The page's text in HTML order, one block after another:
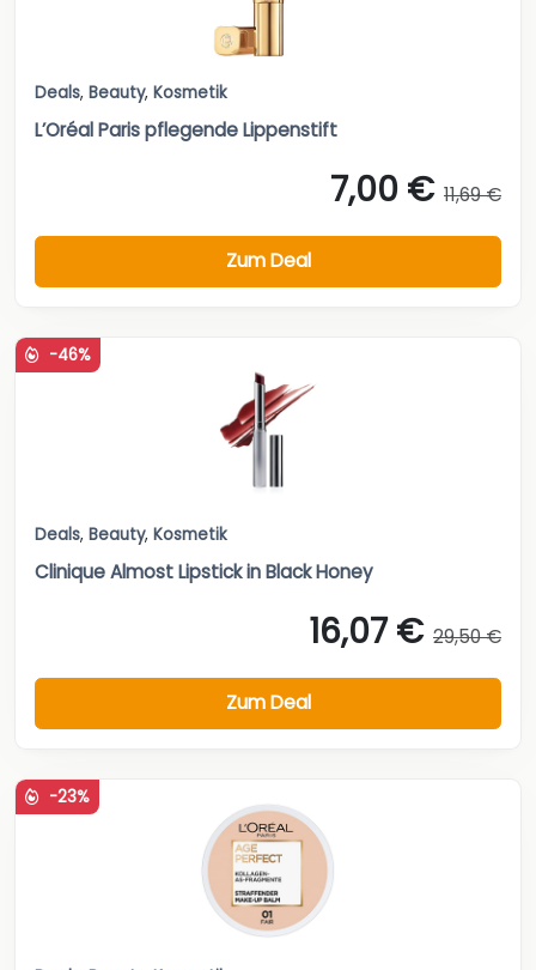
Deals, Beauty, Kosmetik
L’Oréal Paris pflegende Lippenstift
7,00 € 11,69 €
Zum Deal
-46%
Deals, Beauty, Kosmetik
Clinique Almost Lipstick in Black Honey
16,07 € 29,50 €
Zum Deal
-23%